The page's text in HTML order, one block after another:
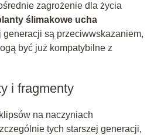
zagrożenie dla życia
ślimakowe ucha
są przeciwwskazaniem,
być już kompatybilne z
i fragmenty
na naczyniach
tych starszej generacji,